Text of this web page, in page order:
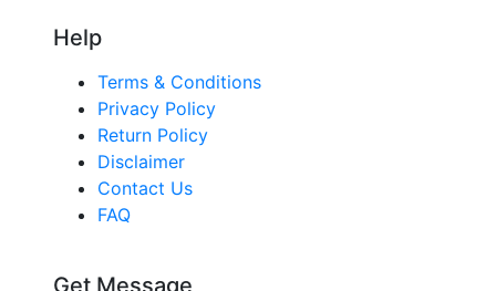
Help
Terms & Conditions
Privacy Policy
Return Policy
Disclaimer
Contact Us
FAQ
Get Message